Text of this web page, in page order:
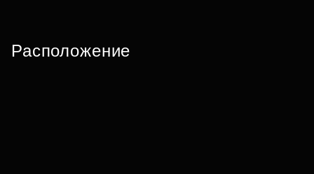
Расположение